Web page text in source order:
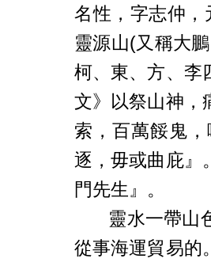
名性，字志仲
靈源山(又稱大
柯、東、方、李
文》以祭山神，
索，百萬餒鬼
逐，毋或曲庇』
門先生』。
靈水一帶山色
從事海運貿易的